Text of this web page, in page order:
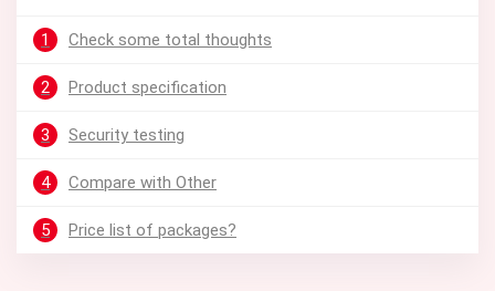
1 Check some total thoughts
2 Product specification
3 Security testing
4 Compare with Other
5 Price list of packages?